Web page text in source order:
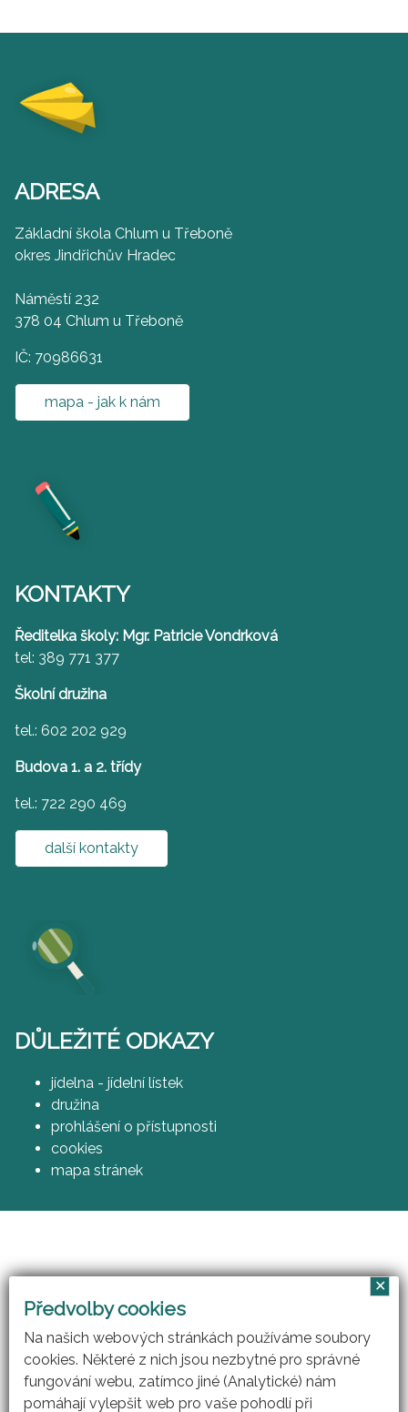
ADRESA
Základní škola Chlum u Třeboně
okres Jindřichův Hradec
Náměstí 232
378 04 Chlum u Třeboně
IČ: 70986631
mapa - jak k nám
KONTAKTY
Ředitelka školy: Mgr. Patricie Vondrková
tel: 389 771 377
Školní družina
tel.: 602 202 929
Budova 1. a 2. třídy
tel.: 722 290 469
další kontakty
DŮLEŽITÉ ODKAZY
jídelna - jídelní lístek
družina
prohlášení o přístupnosti
cookies
mapa stránek
(CZ.1.07/1.3.00/51.0007)
Předvolby cookies
Na našich webových stránkách používáme soubory
cookies. Některé z nich jsou nezbytné pro správné
fungování webu, zatímco jiné (Analytické) nám
pomáhají vylepšit web pro vaše pohodlí při
✕